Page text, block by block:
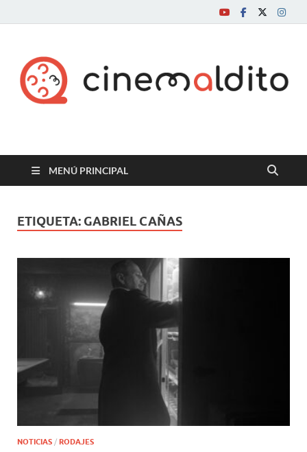
Cine maldito
MENÚ PRINCIPAL
ETIQUETA: GABRIEL CAÑAS
NOTICIAS / RODAJES